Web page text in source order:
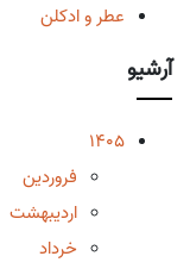
عطر و ادکلن
آرشیو
1405
فروردین
اردیبهشت
خرداد